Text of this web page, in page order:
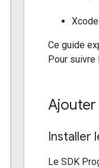
Ce guide
Pour suivre
Ajouter
Installer
Le SDK